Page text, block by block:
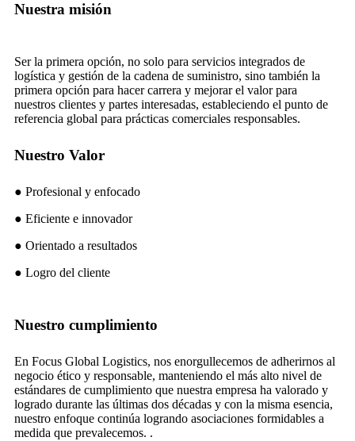
Nuestra misión
Ser la primera opción, no solo para servicios integrados de
logística y gestión de la cadena de suministro, sino también la
primera opción para hacer carrera y mejorar el valor para
nuestros clientes y partes interesadas, estableciendo el punto de
referencia global para prácticas comerciales responsables.
Nuestro Valor
● Profesional y enfocado
● Eficiente e innovador
● Orientado a resultados
● Logro del cliente
Nuestro cumplimiento
En Focus Global Logistics, nos enorgullecemos de adherirnos al
negocio ético y responsable, manteniendo el más alto nivel de
estándares de cumplimiento que nuestra empresa ha valorado y
logrado durante las últimas dos décadas y con la misma esencia,
nuestro enfoque continúa logrando asociaciones formidables a
medida que prevalecemos. .